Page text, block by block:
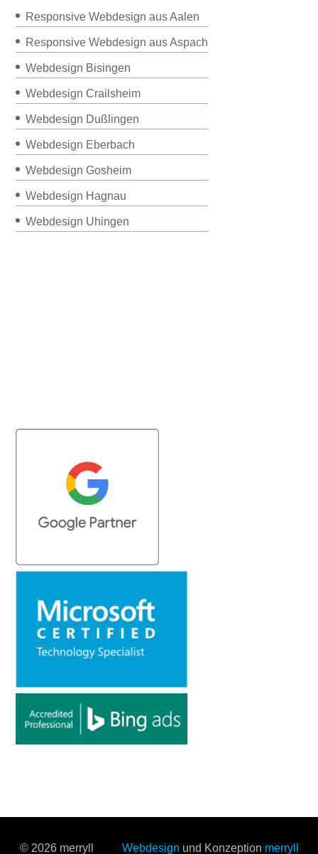
Responsive Webdesign aus Aalen
Responsive Webdesign aus Aspach
Webdesign Bisingen
Webdesign Crailsheim
Webdesign Dußlingen
Webdesign Eberbach
Webdesign Gosheim
Webdesign Hagnau
Webdesign Uhingen
© 2026 merryll Webdesign und Konzeption merryll